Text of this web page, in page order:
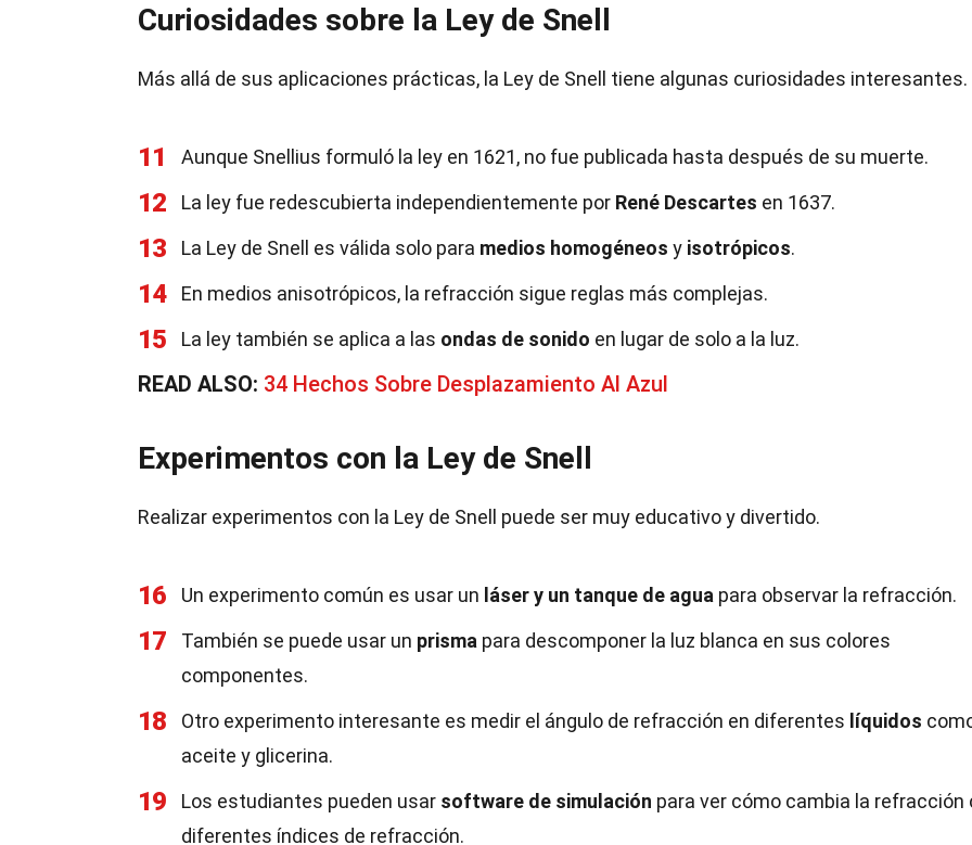
Curiosidades sobre la Ley de Snell
Más allá de sus aplicaciones prácticas, la Ley de Snell tiene algunas curiosidades interesantes.
11 Aunque Snellius formuló la ley en 1621, no fue publicada hasta después de su muerte.
12 La ley fue redescubierta independientemente por René Descartes en 1637.
13 La Ley de Snell es válida solo para medios homogéneos y isotrópicos.
14 En medios anisotrópicos, la refracción sigue reglas más complejas.
15 La ley también se aplica a las ondas de sonido en lugar de solo a la luz.
READ ALSO: 34 Hechos Sobre Desplazamiento Al Azul
Experimentos con la Ley de Snell
Realizar experimentos con la Ley de Snell puede ser muy educativo y divertido.
16 Un experimento común es usar un láser y un tanque de agua para observar la refracción.
17 También se puede usar un prisma para descomponer la luz blanca en sus colores
componentes.
18 Otro experimento interesante es medir el ángulo de refracción en diferentes líquidos
aceite y glicerina.
19 Los estudiantes pueden usar software de simulación para ver cómo cambia la refracción
diferentes índices de refracción.